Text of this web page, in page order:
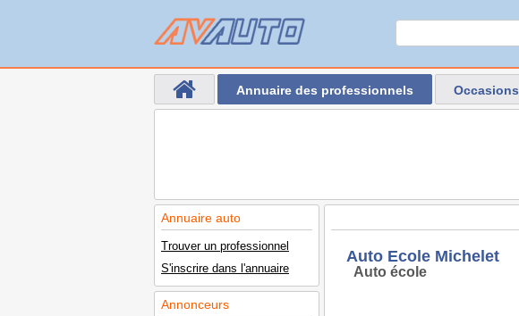
Annuaire des professionnels Occasions
Annuaire auto
Trouver un professionnel
S'inscrire dans l'annuaire
Annonceurs
Auto Ecole Michelet
Auto école